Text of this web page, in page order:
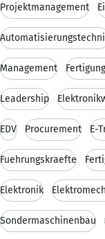
Projektmanagement
Management
Leadership
EDV Procurement E-
Fuehrungskraefte
Elektronik
Sondermaschinenbau